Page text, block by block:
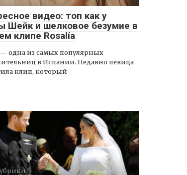
видео: топ как у
Шейк и шелковое безумие в
клипе Rosalía
— одна из самых популярных
в Испании. Недавно певица
клип, который